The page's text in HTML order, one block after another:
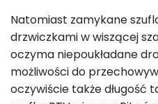
Natomiast zamykane
drzwiczkami w wiszącej
oczyma niepoukładane
możliwości do
oczywiście także długość